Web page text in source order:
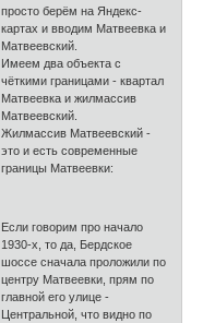
просто берём на Яндекс-
картах и вводим Матвеевка и
Матвеевский.
Имеем два объекта с
чёткими границами - квартал
Матвеевка и жилмассив
Матвеевский.
Жилмассив Матвеевский -
это и есть современные
границы Матвеевки:
Если говорим про начало
1930-х, то да, Бердское
шоссе сначала проложили по
центру Матвеевки, прям по
главной его улице -
Центральной, что видно по